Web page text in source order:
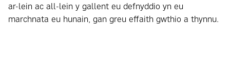
ar-lein ac all-lein y gallent eu defnyddio yn eu
marchnata eu hunain, gan greu effaith gwthio a thynnu.